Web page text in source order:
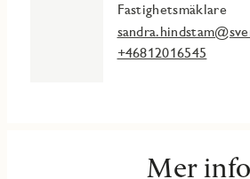
Fastighetsmäklare
+46812016545
Mer info